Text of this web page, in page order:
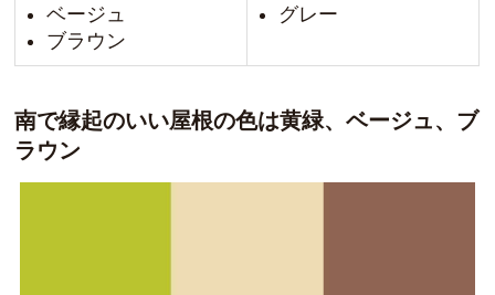
ベージュ
ブラウン
グレー
南で縁起のいい屋根の色は黄緑、ベージュ、ブ
ラウン